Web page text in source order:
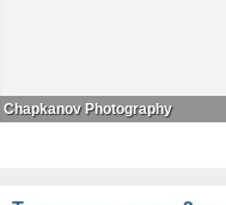
Chapkanov Photography